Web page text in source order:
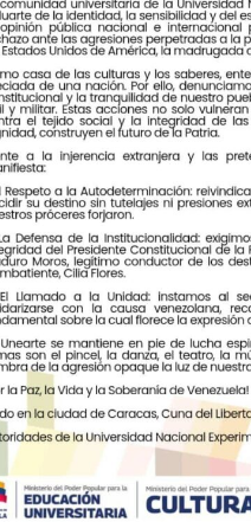
Modesta: un
centenario que